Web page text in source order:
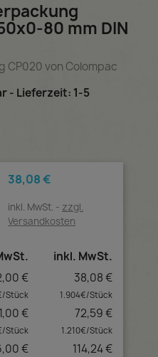
80 mm DIN
CP020 von Colompac
- Lieferzeit: 1-5
38,08 €
inkl. MwSt.
zzgl.
Versandkosten
inkl. MwSt.
€
Stück
38,08 €
1.904€/Stück
€
Stück
72,59 €
1.210€/Stück
€ 114,24 €